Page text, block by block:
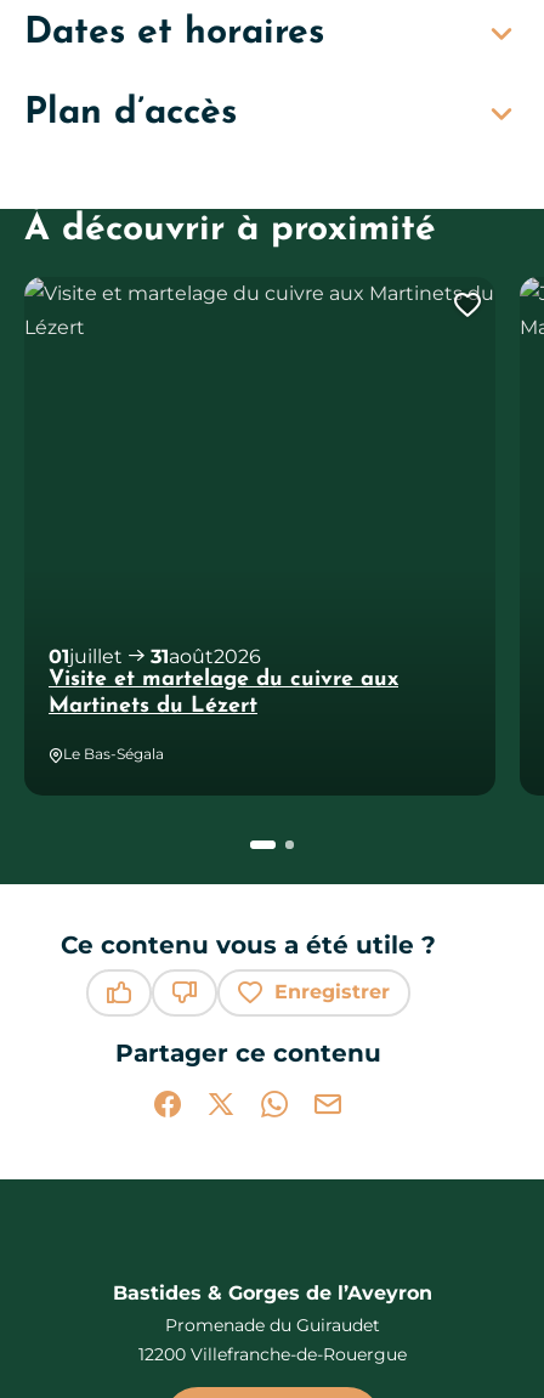
Dates et horaires
Plan d’accès
À découvrir à proximité
Visite et martelage du cuivre aux
Martinets du Lézert
01juillet 31août2026
Le Bas-Ségala
Visite et martelage du cuivre aux Martinets du Lézert
Ce contenu vous a été utile ?
Enregistrer
Partager ce contenu
Partager sur Facebook (nouvelle
Partager sur X / Twitter (nouvelle
Partager sur WhatsApp
Partager par mail
Bastides & Gorges de l’Aveyron
Promenade du Guiraudet
12200 Villefranche-de-Rouergue